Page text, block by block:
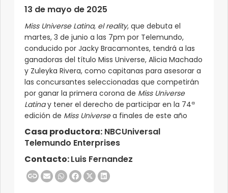
13 de mayo de 2025
Miss Universe Latina, el reality, que debuta el
martes, 3 de junio a las 7pm por Telemundo,
conducido por Jacky Bracamontes, tendrá a las
ganadoras del título Miss Universe, Alicia Machado
y Zuleyka Rivera, como capitanas para asesorar a
las concursantes seleccionadas que competirán
por ganar la primera corona de Miss Universe
Latinay tener el derecho de participar en la 74ª
edición de Miss Universea finales de este año
Casa productora: NBCUniversal
Telemundo Enterprises
Contacto:Luis Fernandez